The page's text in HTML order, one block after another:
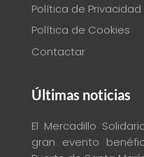
Política de Privacidad
Política de Cookies
Contactar
Últimas noticias
El Mercadillo
gran evento